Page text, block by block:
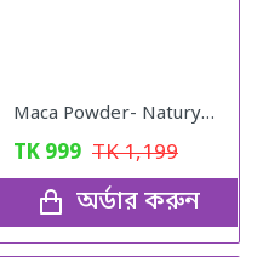
Maca Powder- Naturya Organic
TK 999 TK1,199
অর্ডার করুন